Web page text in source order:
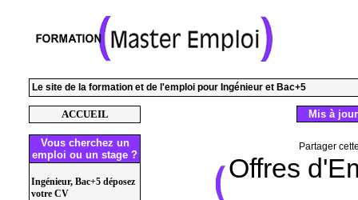
Le site de la formation et de l'emploi pour Ingénieur et Bac+5
ACCUEIL
Vous cherchez un
emploi ou un stage ?
Ingénieur, Bac+5 déposez
votre CV
Mis à
Partager
Offres